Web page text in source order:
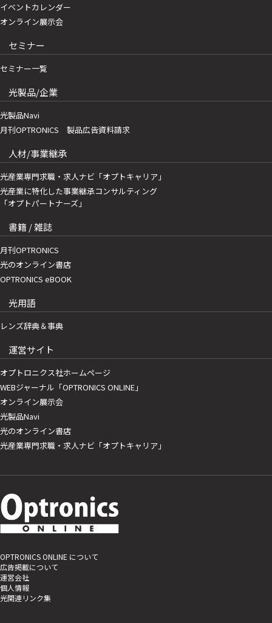
イベントカレンダー
オンライン展示会
セミナー
セミナー一覧
光製品/企業
光製品Navi
月刊OPTRONICS 製品広告資料請求
人材/事業継承
光産業専門求職・求人ナビ「オプトキャリア」
光産業に特化した事業継承コンサルティング
「オプトパートナーズ」
書籍 / 雑誌
月刊OPTRONICS
光のオンライン書店
OPTRONICS eBOOK
光用語
レンズ辞典＆事典
運営サイト
オプトロニクス社ホームページ
WEBジャーナル「OPTRONICS ONLINE」
オンライン展示会
光製品Navi
光のオンライン書店
光産業専門求職・求人ナビ「オプトキャリア」
OPTRONICS ONLINE について
広告掲載について
運営会社
個人情報
光関連リンク集